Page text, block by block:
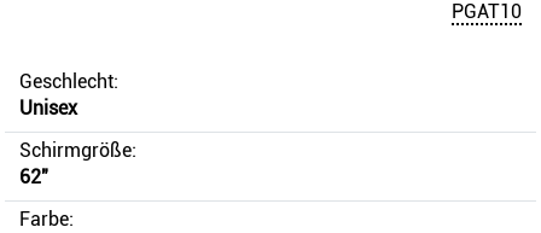
PGAT10
Geschlecht:
Unisex
Schirmgröße:
62"
Farbe: